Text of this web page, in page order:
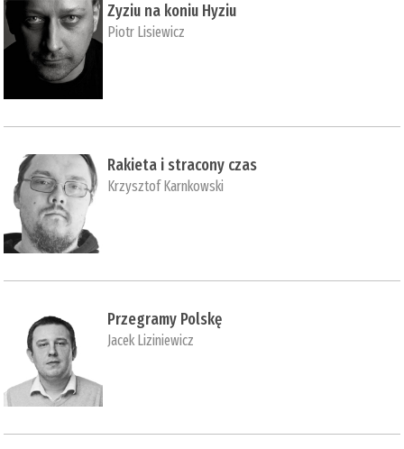
Zyziu na koniu Hyziu
Piotr Lisiewicz
Rakieta i stracony czas
Krzysztof Karnkowski
Przegramy Polskę
Jacek Liziniewicz